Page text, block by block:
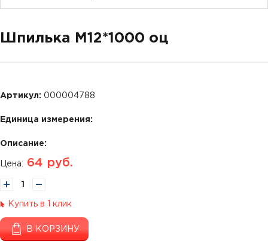
Шпилька М12*1000 оц
Артикул: 000004788
Единица измерения:
Описание:
Цена: 64 руб.
Купить в 1 клик
В КОРЗИНУ